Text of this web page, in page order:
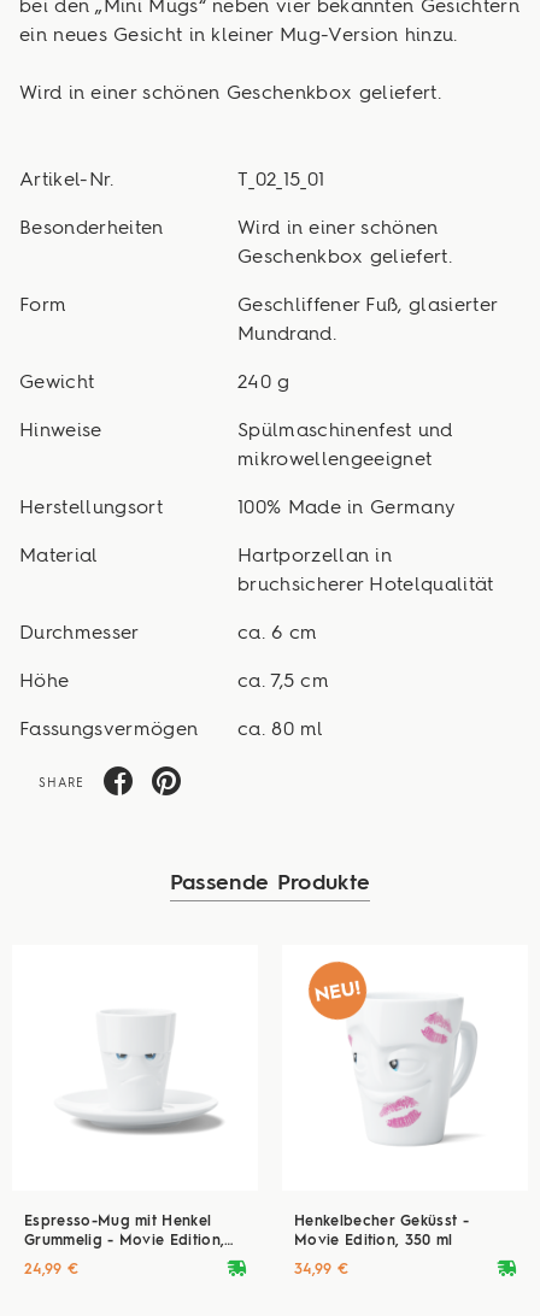
bei den „Mini Mugs“ neben vier bekannten Gesichtern
ein neues Gesicht in kleiner Mug-Version hinzu.
Wird in einer schönen Geschenkbox geliefert.
Artikel-Nr. T_02_15_01
Besonderheiten
Wird in einer schönen
Geschenkbox geliefert.
Form
Geschliffener Fuß, glasierter
Mundrand.
Gewicht 240 g
Hinweise
Spülmaschinenfest und
mikrowellengeeignet
Herstellungsort 100% Made in Germany
Material
Hartporzellan in
bruchsicherer Hotelqualität
Durchmesser ca. 6 cm
Höhe ca. 7,5 cm
Fassungsvermögen ca. 80 ml
SHARE
Passende Produkte
Espresso-Mug mit Henkel
Grummelig - Movie Edition,
80 ml
deliveryvan
24,99 €
Henkelbecher Geküsst -
Movie Edition, 350 ml
deliveryvan
34,99 €